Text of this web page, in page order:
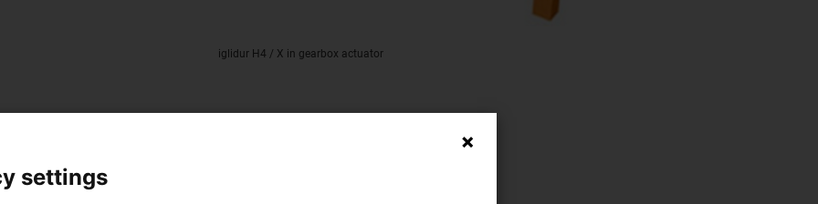
iglidur H4 / X in gearbox actuator
settings